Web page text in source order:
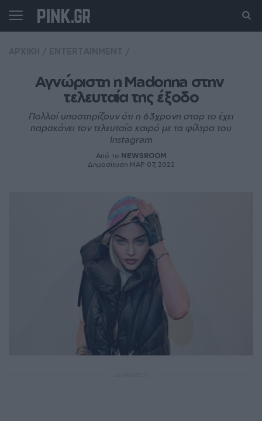
Αγνώριστη η Madonna στην
τελευταία της έξοδο
Πολλοί υποστηρίζουν ότι η 63χρονη σταρ το έχει
παρακάνει τον τελευταίο καιρό με τα φίλτρα του
Instagram
Από το NEWSROOM
Δημοσίευση ΜΑΡ 07, 2022